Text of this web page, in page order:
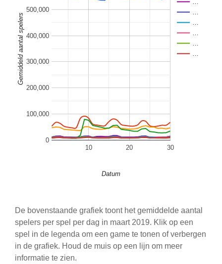
10 20 30
0
100,000
200,000
300,000
400,000
500,000
Datum
Gemiddeld aantal spelers
De bovenstaande grafiek toont het gemiddelde aantal
spelers per spel per dag in maart 2019. Klik op een
spel in de legenda om een game te tonen of verbergen
in de grafiek. Houd de muis op een lijn om meer
informatie te zien.